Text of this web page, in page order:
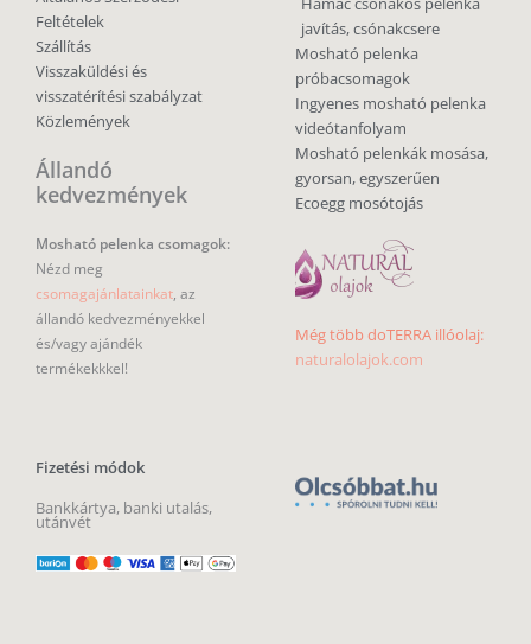
Feltételek
Szállítás
Visszaküldési és
visszatérítési szabályzat
Közlemények
Állandó
kedvezmények
Mosható pelenka csomagok:
Nézd meg
csomagajánlatainkat, az
állandó kedvezményekkel
és/vagy ajándék
termékekkkel!
Fizetési módok
Bankkártya, banki utalás,
utánvét
javítás, csónakcsere
Mosható pelenka
próbacsomagok
Ingyenes mosható pelenka
videótanfolyam
Mosható pelenkák mosása,
gyorsan, egyszerűen
Ecoegg mosótojás
Még több doTERRA illóolaj:
naturalolajok.com